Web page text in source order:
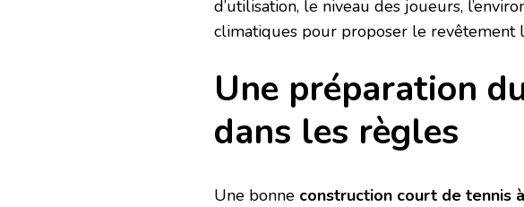
d’utilisation, le niveau des joueurs,
climatiques pour proposer le revêtement
Une préparation
dans les règles
Une bonne construction court de tennis